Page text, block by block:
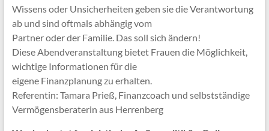
Wissens oder Unsicherheiten geben sie die Verantwortung
ab und sind oftmals abhängig vom
Partner oder der Familie. Das soll sich ändern!
Diese Abendveranstaltung bietet Frauen die Möglichkeit,
wichtige Informationen für die
eigene Finanzplanung zu erhalten.
Referentin: Tamara Prieß, Finanzcoach und selbstständige
Vermögensberaterin aus Herrenberg